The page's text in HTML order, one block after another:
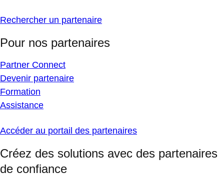
Rechercher un partenaire
Pour nos partenaires
Partner Connect
Devenir partenaire
Formation
Assistance
Accéder au portail des partenaires
Créez des solutions avec des partenaires
de confiance